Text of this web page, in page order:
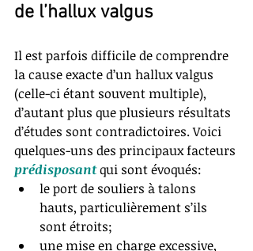
de l’hallux valgus
Il est parfois difficile de comprendre
la cause exacte d’un hallux valgus
(celle-ci étant souvent multiple),
d’autant plus que plusieurs résultats
d’études sont contradictoires. Voici
quelques-uns des principaux facteurs
prédisposant qui sont évoqués:
le port de souliers à talons
hauts, particulièrement s’ils
sont étroits;
une mise en charge excessive,